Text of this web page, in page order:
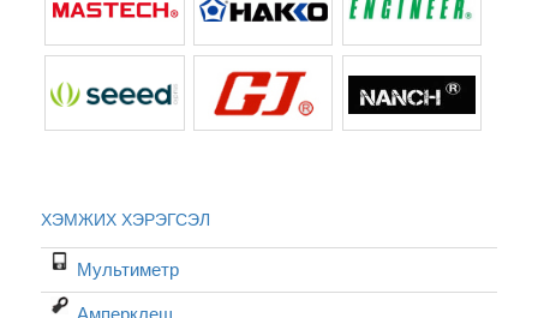
ХЭМЖИХ ХЭРЭГСЭЛ
Мультиметр